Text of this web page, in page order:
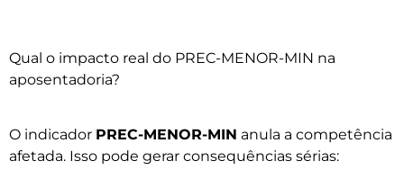
Qual o impacto real do PREC-MENOR-MIN na
aposentadoria?
O indicador PREC-MENOR-MIN anula a competência
afetada. Isso pode gerar consequências sérias: